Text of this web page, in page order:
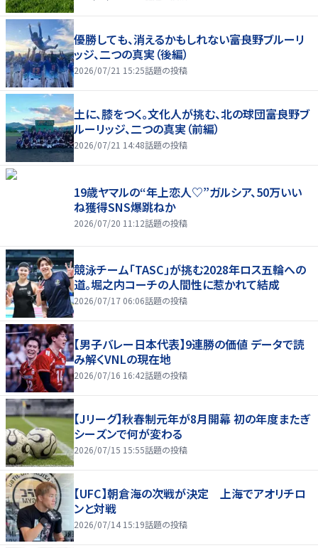
優勝しても、消えるかもしれない――富良野ブルーリ
ッジ、二つの真実（後編）
2026/07/21 15:25話題の投稿
土に、膝をつく。文化人が挑む、北の球団――富良野ブ
ルーリッジ、二つの真実（前編）
2026/07/21 14:48話題の投稿
19歳ヤマルの“年上恋人♡”ガルシア、50万いい
ね獲得SNS爆跳ねか
2026/07/20 11:12話題の投稿
競泳チーム「TASC」が挑む2028年ロス五輪への
道。堀之内コーチの人間性に惹かれて結成
2026/07/17 06:06話題の投稿
【男子バレー日本代表】9連勝の価値 データで読
み解くVNLの現在地
2026/07/16 16:42話題の投稿
【Jリーグ】秋春制元年が8月開幕 初の年度またぎ
シーズンで何が変わる
2026/07/15 15:55話題の投稿
【UFC】朝倉海の次戦が決定 上海でアオリチロ
ンと対戦
2026/07/14 15:19話題の投稿